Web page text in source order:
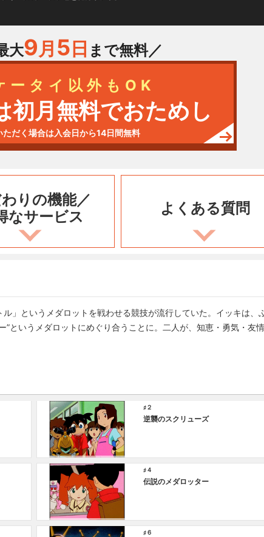
大9月 5 日 まで無料／
ータイ以外もOK
初月無料でおためし
だく場合は入会日から14日間無料
りの機能／
なサービス
よくある質問
」というメダロットを戦わせる競技が流行していた。イッキは、
というメダロットにめぐり合うことに。二人が、知恵・勇気・友
♯２
逆襲のスクリューズ
♯４
伝説のメダロッター
♯６